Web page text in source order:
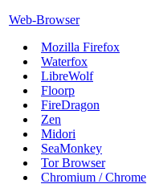
Web-Browser
Mozilla Firefox
Waterfox
LibreWolf
Floorp
FireDragon
Zen
Midori
SeaMonkey
Tor Browser
Chromium / Chrome